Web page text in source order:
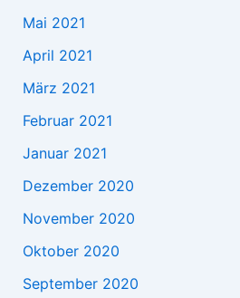
Mai 2021
April 2021
März 2021
Februar 2021
Januar 2021
Dezember 2020
November 2020
Oktober 2020
September 2020